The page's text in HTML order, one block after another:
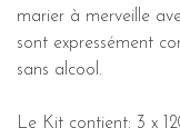
marier à merveille
sont expressément
sans alcool.
Le Kit contient: 3 x